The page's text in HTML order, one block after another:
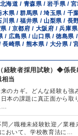
北海道 / 青森県 / 岩手県 /
県 / 群馬県 / 埼玉県 / 千
川県 / 福井県 / 山梨県 / 長
/ 京都府 / 大阪府 / 兵庫
/ 広島県 / 山口県 / 徳島県
崎県 / 熊本県 / 大分県 /
経験者採用試験）◆係長
当
来のカギ。どんな経験も強
本の課題に真正面から取
…
問／職種未経験歓迎／業
おいて、学校教育法に…